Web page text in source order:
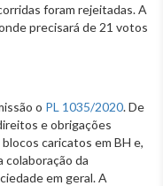
foram rejeitadas. A
precisará de 21 votos
o PL 1035/2020. De
e obrigações
caricatos em BH e,
colaboração da
em geral. A